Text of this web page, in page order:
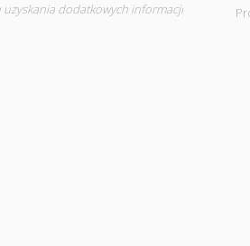
dodatkowych informacji